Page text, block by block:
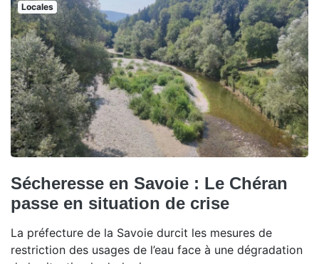
Locales
Sécheresse en Savoie : Le Chéran
passe en situation de crise
La préfecture de la Savoie durcit les mesures de
restriction des usages de l’eau face à une dégradation